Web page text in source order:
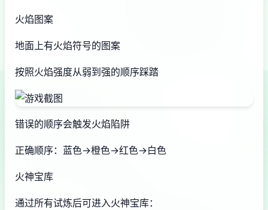
火焰图案
地面上有火焰符号的图案
按照火焰强度从弱到强的顺序踩踏
错误的顺序会触发火焰陷阱
正确顺序：蓝色→橙色→红色→白色
火神宝库
通过所有试炼后可进入火神宝库：